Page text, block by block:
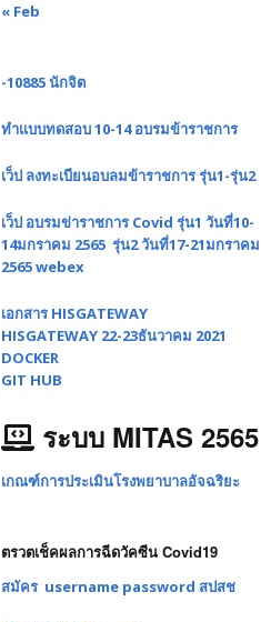
« Feb
-10885 นักจิต
ทำแบบทดสอบ 10-14 อบรมข้าราชการ
เว็ป ลงทะเบียนอบลมข้าราชการ รุ่น1-รุ่น2
เว็ป อบรมข่าราชการ Covid รุ่น1 วันที่10-
14มกราคม 2565 รุ่น2 วันที่17-21มกราคม
2565 webex
เอกสาร HISGATEWAY
HISGATEWAY 22-23ธันวาคม 2021
DOCKER
GIT HUB
ระบบ MITAS 2565
เกณฑ์การประเมินโรงพยาบาลอัจฉริยะ
ตรวตเช็คผลการฉีดวัคซีน Covid19
สมัคร username password สปสช